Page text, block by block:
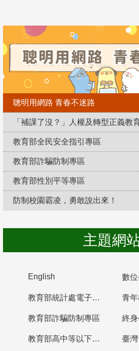
聰明用網路 青春不迷路
「補課了沒？」人權及轉型正義教
教育部全民安全指引專區
教育部詐騙防制專區
教育部性別平等專區
防制校園霸凌，勇敢說出來！
主題網
English 數
教育部統計處電子書櫃
教育部詐騙防制專區 終
教育部高中等以下學校及幼兒園教師資格檢定考試